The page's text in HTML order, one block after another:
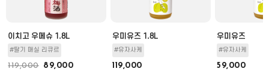
이치고 우메슈 1.8L
#딸기 매실 리큐르
119,000 89,000
우미유즈 1.8L
#유자사케
119,000
우미유즈
#유자사케
59,000